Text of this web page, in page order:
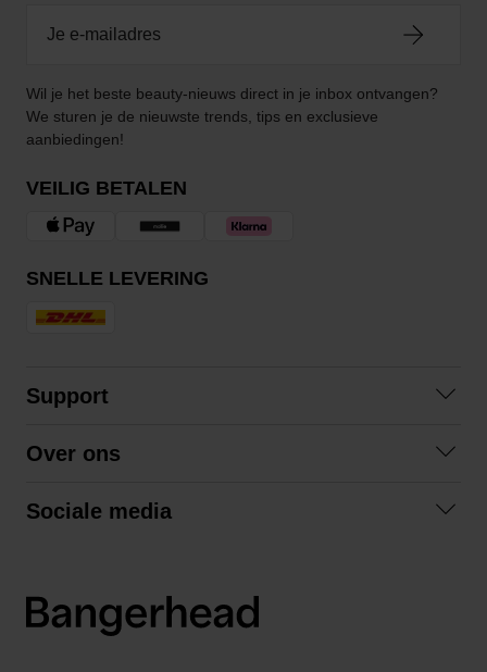
Wil je het beste beauty-nieuws direct in je inbox ontvangen?
We sturen je de nieuwste trends, tips en exclusieve
aanbiedingen!
VEILIG BETALEN
SNELLE LEVERING
Support
Algemene voorwaarden
Over ons
Sociale media
LinkedIn